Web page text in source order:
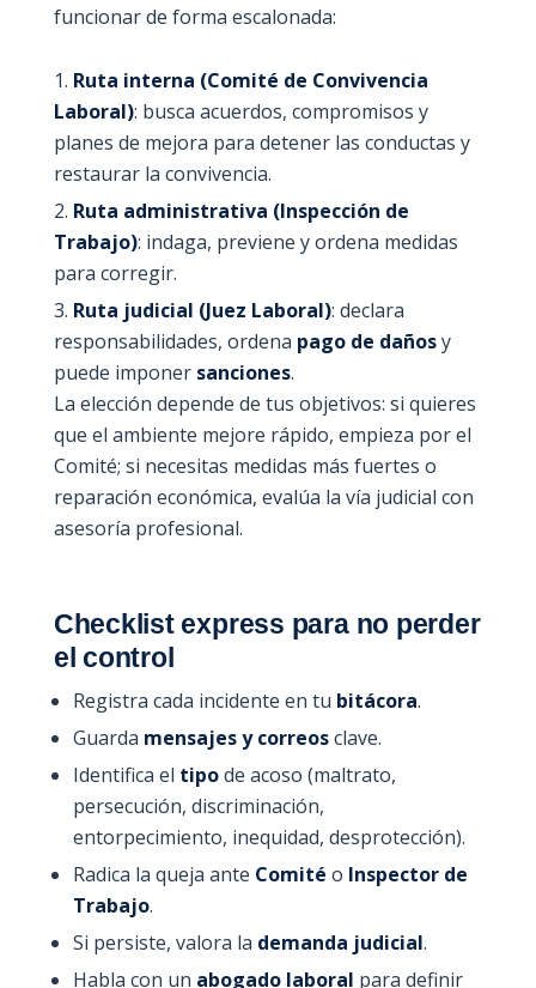
funcionar de forma escalonada:
Ruta interna (Comité de Convivencia
Laboral): busca acuerdos, compromisos y
planes de mejora para detener las conductas y
restaurar la convivencia.
Ruta administrativa (Inspección de
Trabajo): indaga, previene y ordena medidas
para corregir.
Ruta judicial (Juez Laboral): declara
responsabilidades, ordena pago de dañosy
puede imponer sanciones.
La elección depende de tus objetivos: si quieres
que el ambiente mejore rápido, empieza por el
Comité; si necesitas medidas más fuertes o
reparación económica, evalúa la vía judicial con
asesoría profesional.
Checklist express para no perder
el control
Registra cada incidente en tu bitácora.
Guarda mensajes y correosclave.
Identifica el tipode acoso (maltrato,
persecución, discriminación,
entorpecimiento, inequidad, desprotección).
Radica la queja ante Comité o Inspector de
Trabajo.
Si persiste, valora la demanda judicial.
Habla con un abogado laboral para definir